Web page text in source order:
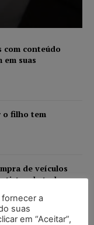
com conteúdo
suas
o filho tem
de veículos
de todos os
a
suas
em “Aceitar”,